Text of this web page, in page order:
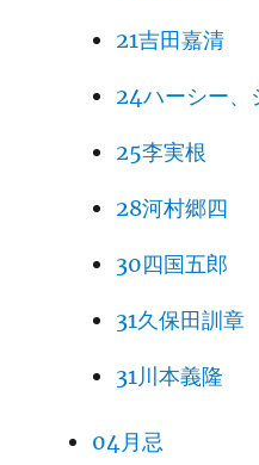
21吉田嘉清
24ハーシー、
25李実根
28河村郷四
30四国五郎
31久保田訓章
31川本義隆
04月忌